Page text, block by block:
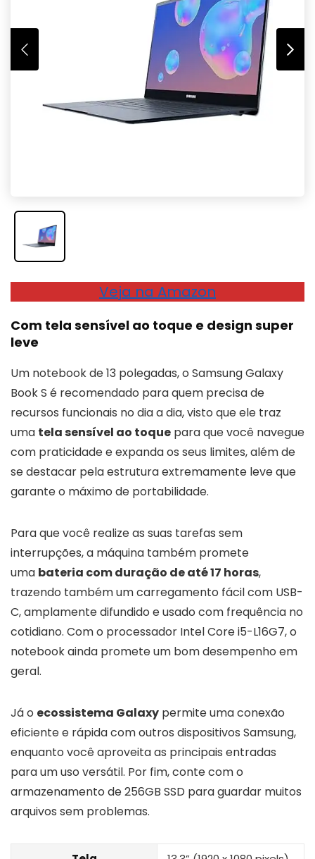
Veja na Amazon
Com tela sensível ao toque e design super
leve
Um notebook de 13 polegadas, o Samsung Galaxy
Book S é recomendado para quem precisa de
recursos funcionais no dia a dia, visto que ele traz
uma tela sensível ao toque para que você navegue
com praticidade e expanda os seus limites, além de
se destacar pela estrutura extremamente leve que
garante o máximo de portabilidade.
Para que você realize as suas tarefas sem
interrupções, a máquina também promete
uma bateria com duração de até 17 horas,
trazendo também um carregamento fácil com USB-
C, amplamente difundido e usado com frequência no
cotidiano. Com o processador Intel Core i5-L16G7, o
notebook ainda promete um bom desempenho em
geral.
Já o ecossistema Galaxy permite uma conexão
eficiente e rápida com outros dispositivos Samsung,
enquanto você aproveita as principais entradas
para um uso versátil. Por fim, conte com o
armazenamento de 256GB SSD para guardar muitos
arquivos sem problemas.